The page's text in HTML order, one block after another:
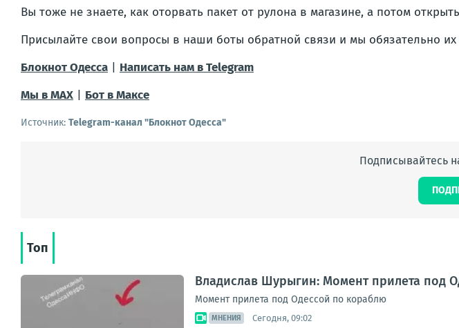
Вы тоже не знаете, как оторвать пакет от рулона в магазине, а потом
Присылайте свои вопросы в наши боты обратной связи и мы обязательно их
Блокнот Одесса
Написать нам в Telegram
Мы в МАХ
Бот в Максе
Источник: Telegram-канал "Блокнот Одесса"
Подписывайтесь
Топ
Владислав Шурыгин: Момент прилета под
Момент прилета под Одессой по кораблю
МНЕНИЯ Сегодня, 09:02